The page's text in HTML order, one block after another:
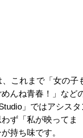
これまで「女の子
んね青春！」など
」ではアシスタ
ず「私が映ってま
持ち味です。